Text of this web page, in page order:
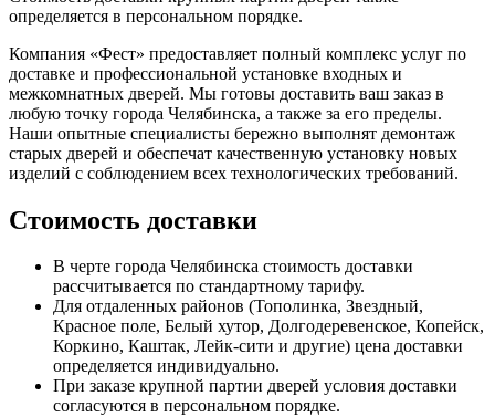
определяется в персональном порядке.
Компания «Фест» предоставляет полный комплекс услуг по
доставке и профессиональной установке входных и
межкомнатных дверей. Мы готовы доставить ваш заказ в
любую точку города Челябинска, а также за его пределы.
Наши опытные специалисты бережно выполнят демонтаж
старых дверей и обеспечат качественную установку новых
изделий с соблюдением всех технологических требований.
Стоимость доставки
В черте города Челябинска стоимость доставки
рассчитывается по стандартному тарифу.
Для отдаленных районов (Тополинка, Звездный,
Красное поле, Белый хутор, Долгодеревенское, Копейск,
Коркино, Каштак, Лейк-сити и другие) цена доставки
определяется индивидуально.
При заказе крупной партии дверей условия доставки
согласуются в персональном порядке.